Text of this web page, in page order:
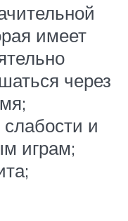
имеет
через
и
играм;